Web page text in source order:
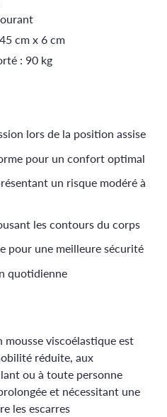
cm x 6 cm
: 90 kg
lors de la position assise
pour un confort optimal
un risque modéré à
les contours du corps
pour une meilleure sécurité
quotidienne
mousse viscoélastique est
réduite, aux
ou à toute personne
et nécessitant une
les escarres